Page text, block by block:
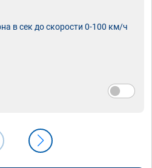
в сек до скорости 0-100 км/ч